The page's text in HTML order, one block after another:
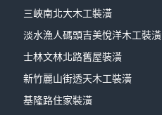
三峽南北大木工裝潢
淡水漁人碼頭吉美悅洋木工裝潢
士林文林北路舊屋裝潢
新竹麗山街透天木工裝潢
基隆路住家裝潢